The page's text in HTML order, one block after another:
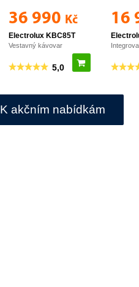
K akčním nabídkám